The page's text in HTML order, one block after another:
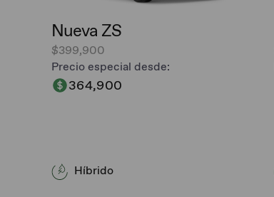
Nueva ZS
$399,900
Precio especial desde:
364,900
Híbrido